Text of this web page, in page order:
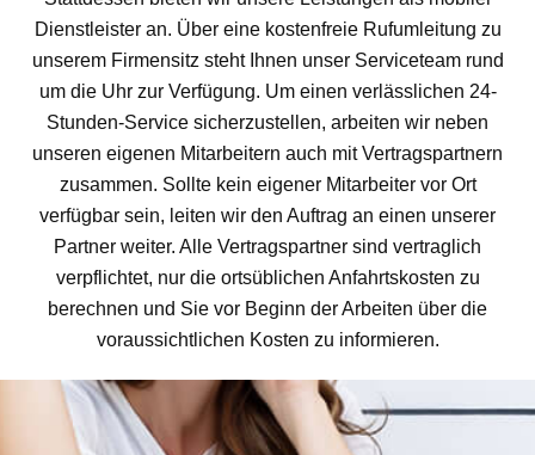
Dienstleister an. Über eine kostenfreie Rufumleitung zu
unserem Firmensitz steht Ihnen unser Serviceteam rund
um die Uhr zur Verfügung. Um einen verlässlichen 24-
Stunden-Service sicherzustellen, arbeiten wir neben
unseren eigenen Mitarbeitern auch mit Vertragspartnern
zusammen. Sollte kein eigener Mitarbeiter vor Ort
verfügbar sein, leiten wir den Auftrag an einen unserer
Partner weiter. Alle Vertragspartner sind vertraglich
verpflichtet, nur die ortsüblichen Anfahrtskosten zu
berechnen und Sie vor Beginn der Arbeiten über die
voraussichtlichen Kosten zu informieren.